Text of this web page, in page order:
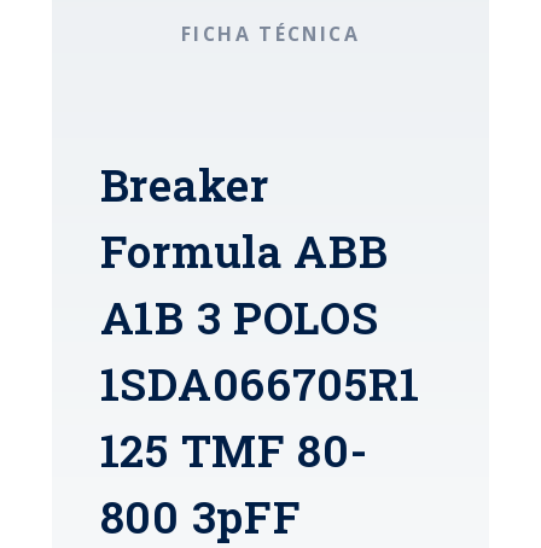
FICHA TÉCNICA
Breaker
Formula ABB
A1B 3 POLOS
1SDA066705R1
125 TMF 80-
800 3pFF